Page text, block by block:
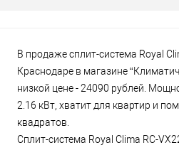
В продаже сплит-система Royal
Краснодаре в магазине
низкой цене - 24090 рублей.
2.16 кВт, хватит для квартир и
квадратов.
Сплит-система Royal Clima RC-